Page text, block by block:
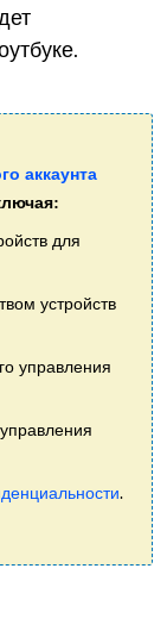
аккаунта
для
устройств
управления
.